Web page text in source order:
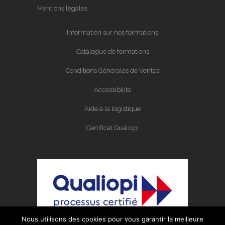
Mentions légales
Information sur nos formations
Catalogue de formations
Conditions Générales de Ventes
Accessibilité
Aide à la logistique
Certificat Qualiopi
Nous utilisons des cookies pour vous garantir la meilleure